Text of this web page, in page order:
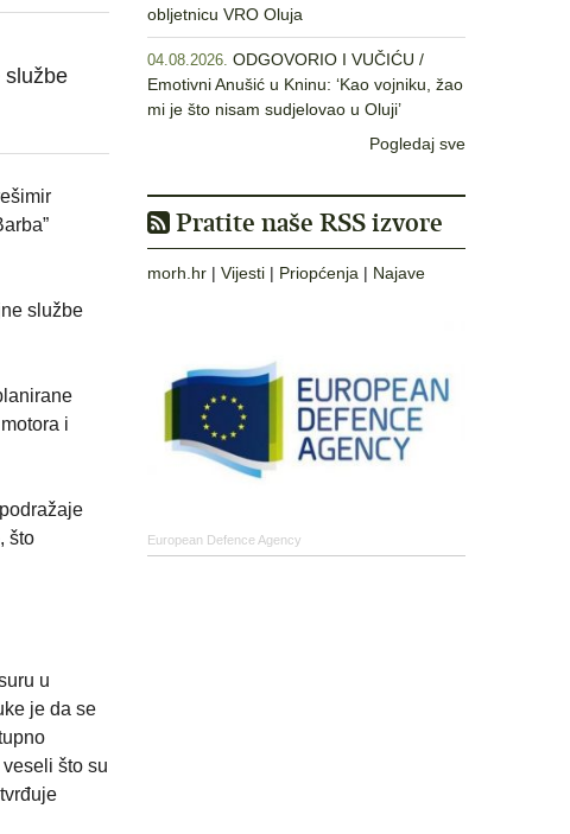
službe
službe
i
što
u
je da se
što su
obljetnicu VRO Oluja
04.08.2026. ODGOVORIO I VUČIĆU /
Emotivni Anušić u Kninu: ‘Kao vojniku, žao
mi je što nisam sudjelovao u Oluji’
Pogledaj sve
Pratite naše RSS izvore
morh.hr | Vijesti | Priopćenja | Najave
European Defence Agency